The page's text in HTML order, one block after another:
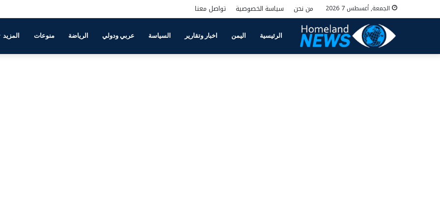
الجمعة, أغسطس 7 2026 من نحن سياسة الخصوصية تواصل معنا
الرئيسية اليمن اخبار وتقارير السياسة عربي ودولي الرياضة منوعات المزيد